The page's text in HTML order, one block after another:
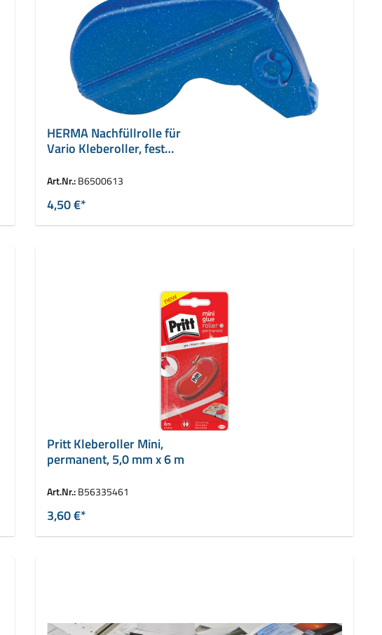
HERMA Nachfüllrolle für
Vario Kleberoller, fest
Art.Nr.:B6500613
4,50 €*
Pritt Kleberoller Mini,
permanent, 5,0 mm x 6 m
Art.Nr.:B56335461
3,60 €*